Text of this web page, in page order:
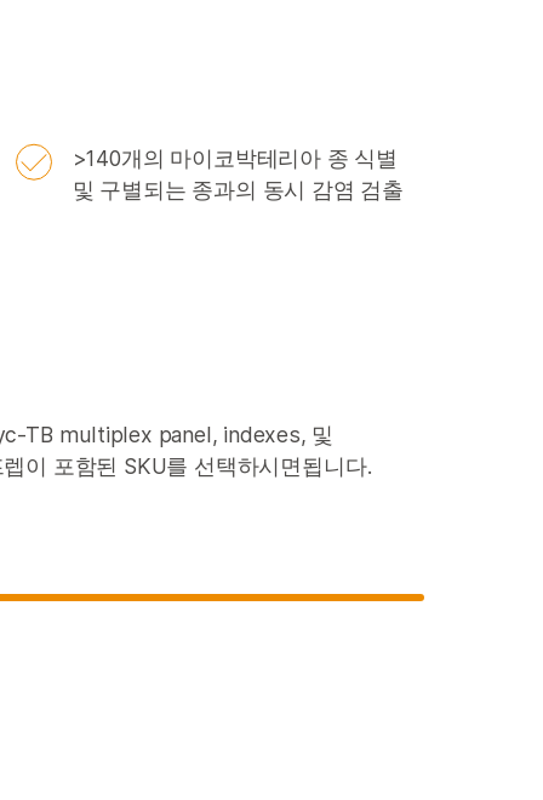
>140개의 마이코박테리아 종 식별
및 구별되는 종과의 동시 감염 검출
TB multiplex panel, indexes, 및
이 포함된 SKU를 선택하시면됩니다.